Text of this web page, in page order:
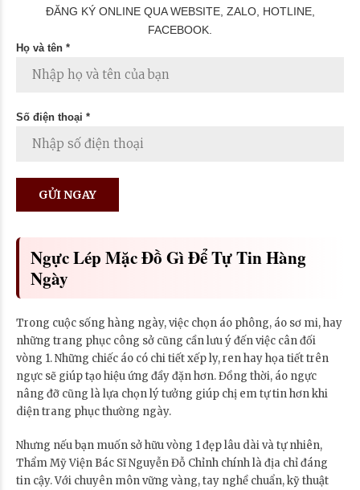
ĐĂNG KÝ ONLINE QUA WEBSITE, ZALO, HOTLINE,
FACEBOOK.
Họ và tên *
Số điện thoại *
Ngực Lép Mặc Đồ Gì Để Tự Tin Hàng
Ngày
Trong cuộc sống hàng ngày, việc chọn áo phông, áo sơ mi, hay
những trang phục công sở cũng cần lưu ý đến việc cân đối
vòng 1. Những chiếc áo có chi tiết xếp ly, ren hay họa tiết trên
ngực sẽ giúp tạo hiệu ứng đầy đặn hơn. Đồng thời, áo ngực
nâng đỡ cũng là lựa chọn lý tưởng giúp chị em tự tin hơn khi
diện trang phục thường ngày.
Nhưng nếu bạn muốn sở hữu vòng 1 đẹp lâu dài và tự nhiên,
Thẩm Mỹ Viện Bác Sĩ Nguyễn Đỗ Chỉnh chính là địa chỉ đáng
tin cậy. Với chuyên môn vững vàng, tay nghề chuẩn, kỹ thuật